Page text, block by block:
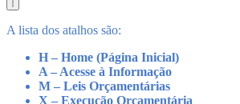
A lista dos atalhos são:
H – Home (Página Inicial)
A – Acesse à Informação
M – Leis Orçamentárias
X – Execução Orçamentária